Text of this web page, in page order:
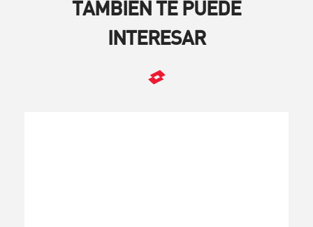
TAMBIÉN TE PUEDE
INTERESAR